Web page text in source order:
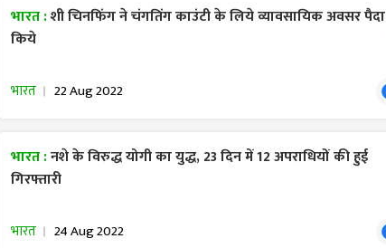
भारत :शी चिनफिंग ने चंगतिंग काउंटी के लिये व्यावसायिक अवसर पैदा
किये
भारत 22 Aug 2022
भारत :नशे के विरुद्ध योगी का युद्ध, 23 दिन में 12 अपराधियों की हुई
गिरफ्तारी
भारत 24 Aug 2022